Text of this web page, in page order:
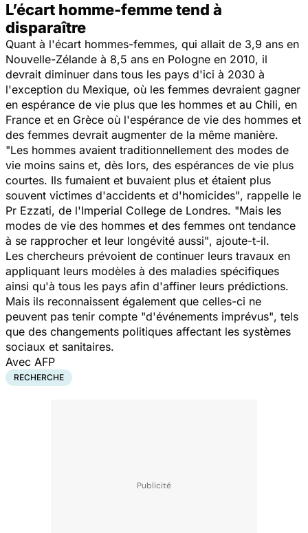
L’écart homme-femme tend à
disparaître
Quant à l'écart hommes-femmes, qui allait de 3,9 ans en
Nouvelle-Zélande à 8,5 ans en Pologne en 2010, il
devrait diminuer dans tous les pays d'ici à 2030 à
l'exception du Mexique, où les femmes devraient gagner
en espérance de vie plus que les hommes et au Chili, en
France et en Grèce où l'espérance de vie des hommes et
des femmes devrait augmenter de la même manière.
"Les hommes avaient traditionnellement des modes de
vie moins sains et, dès lors, des espérances de vie plus
courtes. Ils fumaient et buvaient plus et étaient plus
souvent victimes d'accidents et d'homicides", rappelle le
Pr Ezzati, de l'Imperial College de Londres. "Mais les
modes de vie des hommes et des femmes ont tendance
à se rapprocher et leur longévité aussi", ajoute-t-il.
Les chercheurs prévoient de continuer leurs travaux en
appliquant leurs modèles à des maladies spécifiques
ainsi qu'à tous les pays afin d'affiner leurs prédictions.
Mais ils reconnaissent également que celles-ci ne
peuvent pas tenir compte "d'événements imprévus", tels
que des changements politiques affectant les systèmes
sociaux et sanitaires.
Avec AFP
RECHERCHE